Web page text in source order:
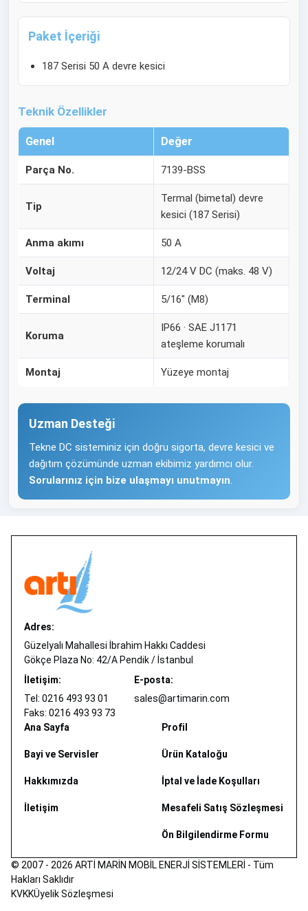
Paket İçeriği
187 Serisi 50 A devre kesici
Teknik Özellikler
Genel Değer
Parça No. 7139-BSS
Tip
Termal (bimetal) devre
kesici (187 Serisi)
Anma akımı 50 A
Voltaj 12/24 V DC (maks. 48 V)
Terminal 5/16" (M8)
Koruma
IP66 · SAE J1171
ateşleme korumalı
Montaj Yüzeye montaj
Uzman Desteği
Tekne DC sisteminiz için doğru sigorta, devre kesici ve
dağıtım çözümünde uzman ekibimiz yardımcı olur.
Sorularınız için bize ulaşmayı unutmayın.
Adres:
Güzelyalı Mahallesi İbrahim Hakkı Caddesi
Gökçe Plaza No: 42/A Pendik / İstanbul
İletişim:
Tel: 0216 493 93 01
Faks: 0216 493 93 73
E-posta:
sales@artimarin.com
Ana Sayfa
Bayi ve Servisler
Hakkımızda
İletişim
Profil
Ürün Kataloğu
İptal ve İade Koşulları
Mesafeli Satış Sözleşmesi
Ön Bilgilendirme Formu
© 2007 - 2026 ARTİ MARİN MOBİL ENERJİ SİSTEMLERİ - Tüm
Hakları Saklıdır
KVKKÜyelik Sözleşmesi